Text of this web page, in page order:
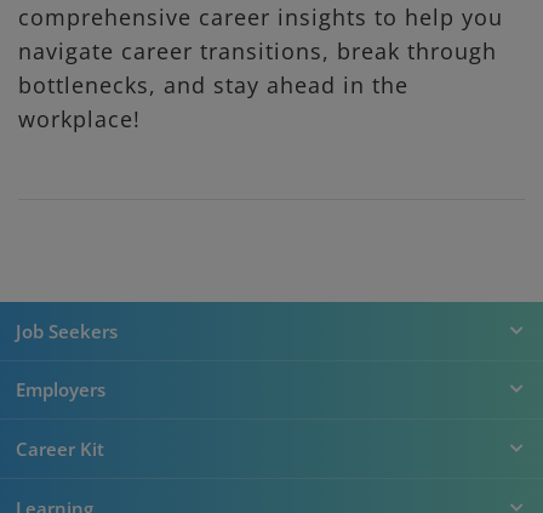
comprehensive career insights to help you
navigate career transitions, break through
bottlenecks, and stay ahead in the
workplace!
Job Seekers
Employers
Career Kit
Learning